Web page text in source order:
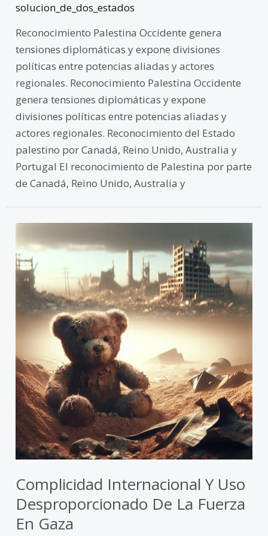
solucion_de_dos_estados
Reconocimiento Palestina Occidente genera
tensiones diplomáticas y expone divisiones
políticas entre potencias aliadas y actores
regionales. Reconocimiento Palestina Occidente
genera tensiones diplomáticas y expone
divisiones políticas entre potencias aliadas y
actores regionales. Reconocimiento del Estado
palestino por Canadá, Reino Unido, Australia y
Portugal El reconocimiento de Palestina por parte
de Canadá, Reino Unido, Australia y
Complicidad Internacional Y Uso
Desproporcionado De La Fuerza
En Gaza
internacional
y
uso
desproporcionado
de
la
en
Gaza